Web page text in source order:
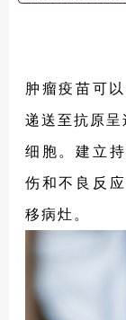
肿瘤疫苗可
递送至抗原
细胞。建立
伤和不良反
移病灶。